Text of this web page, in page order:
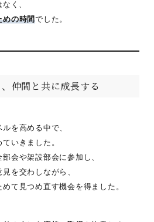
く、
めの時間でした。
仲間と共に成長する
を高める中で、
いきました。
会や架設部会に参加し、
を交わしながら、
めて見つめ直す機会を得ました。